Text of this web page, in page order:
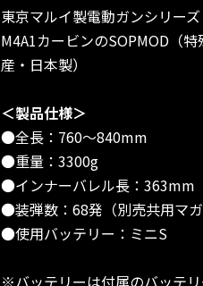
東京マルイ製電動ガンシリーズ
M4A1カービンのSOPMOD（
産・日本製）
＜製品仕様＞
●全長：760～840mm
●重量：3300g
●インナーバレル長：363mm
●装弾数：68発（別売共用マ
●使用バッテリー：ミニS